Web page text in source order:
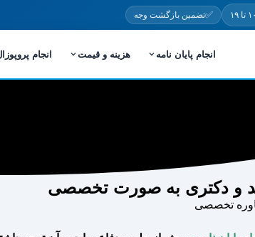
✅تضمین بازگشت وجه
انجام پایان نامه هزینه و قیمت انجام
و دکتری به صورت تخصصی